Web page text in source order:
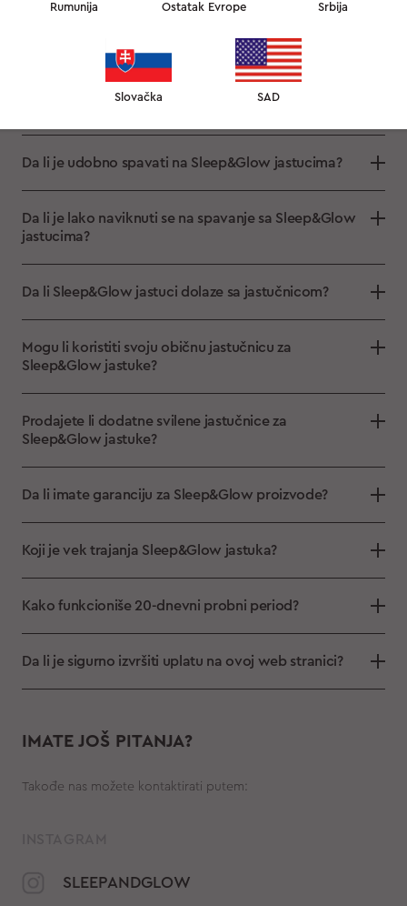
Od kojih materijala su napravljeni Sleep&Glow
Koji su položaji spavanja pogodni za Omnia i Aula
Da li je udobno spavati na Sleep&Glow jastucima?
Da li je lako naviknuti se na spavanje sa Sleep&Glow
jastucima?
Da li Sleep&Glow jastuci dolaze sa jastučnicom?
Mogu li koristiti svoju običnu jastučnicu za
Sleep&Glow jastuke?
Prodajete li dodatne svilene jastučnice za
Sleep&Glow jastuke?
Da li imate garanciju za Sleep&Glow proizvode?
Koji je vek trajanja Sleep&Glow jastuka?
Kako funkcioniše 20-dnevni probni period?
Da li je sigurno izvršiti uplatu na ovoj web stranici?
IMATE JOŠ PITANJA?
Takođe nas možete kontaktirati putem:
SLEEPANDGLOW
Rumunija Ostatak Evrope Srbija
Slovačka SAD